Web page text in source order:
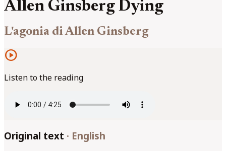
Allen Ginsberg Dying
L'agonia di Allen Ginsberg
play_circle
Listen to the reading
Original text · English